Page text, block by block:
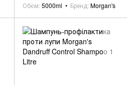
Обєм 5000ml Бренд Morgan's